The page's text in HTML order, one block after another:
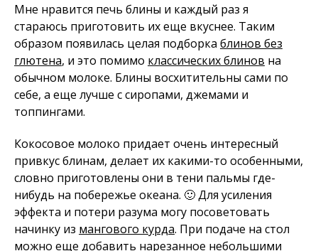
Мне нравится печь блины и каждый раз я
стараюсь приготовить их еще вкуснее. Таким
образом появилась целая подборка блинов без
глютена, и это помимо классических блинов на
обычном молоке. Блины восхитительны сами по
себе, а еще лучше с сиропами, джемами и
топпингами.
Кокосовое молоко придает очень интересный
привкус блинам, делает их какими-то особенными,
словно приготовлены они в тени пальмы где-
нибудь на побережье океана. 🙂 Для усиления
эффекта и потери разума могу посоветовать
начинку из мангового курда. При подаче на стол
можно еще добавить нарезанное небольшими